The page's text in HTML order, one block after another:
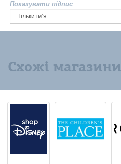
Показувати підпис
Схожі магазини